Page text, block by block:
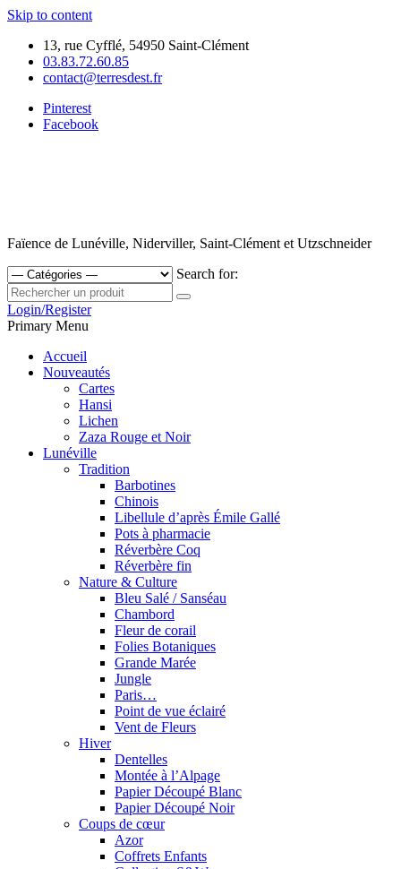
Skip to content
13, rue Cyfflé, 54950 Saint-Clément
03.83.72.60.85
contact@terresdest.fr
Pinterest
Facebook
Faïence de Lunéville, Niderviller, Saint-Clément et Utzschneider
Search for:
Login/Register
Primary Menu
Accueil
Nouveautés
Cartes
Hansi
Lichen
Zaza Rouge et Noir
Lunéville
Tradition
Barbotines
Chinois
Libellule d’après Émile Gallé
Pots à pharmacie
Réverbère Coq
Réverbère fin
Nature & Culture
Bleu Salé / Sanséau
Chambord
Fleur de corail
Folies Botaniques
Grande Marée
Jungle
Paris…
Point de vue éclairé
Vent de Fleurs
Hiver
Dentelles
Montée à l’Alpage
Papier Découpé Blanc
Papier Découpé Noir
Coups de cœur
Azor
Coffrets Enfants